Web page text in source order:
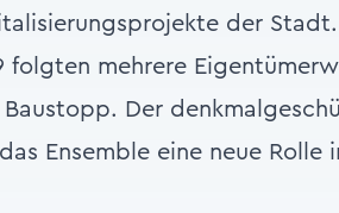
der
folgten mehrere
Der
Ensemble eine neue Rolle